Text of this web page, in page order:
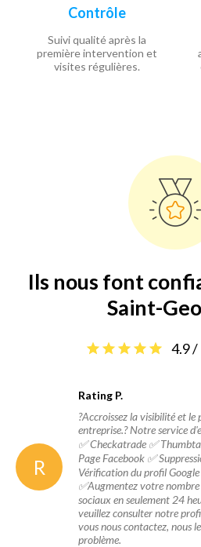
Contrôle
Suivi qualité après la
première intervention et
visites régulières.
Ils nous font
Saint-
4.9 /
R
Rating P.
?Accroissez la visibilité et
entreprise.? Notre service
✅ Checkatrade ✅
Page Facebook ✅
Vérification du profil Google
✅Augmentez votre nombre
sociaux en seulement 24
veuillez consulter notre
vous nous contactez, nous
problème.